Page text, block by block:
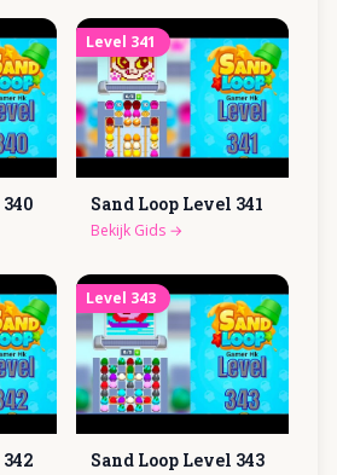
340
Level 341
Sand Loop Level 341
Bekijk Gids →
342
Level 343
Sand Loop Level 343